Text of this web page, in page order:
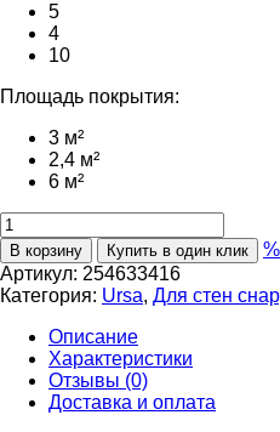
5
4
10
Площадь покрытия:
3 м²
2,4 м²
6 м²
В корзину Купить в один клик
Артикул: 254633416
Категория: Ursa, Для стен
Описание
Характеристики
Отзывы (0)
Доставка и оплата